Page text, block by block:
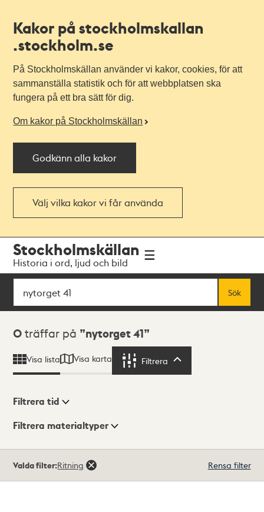
Kakor på stockholmskallan
.stockholm.se
På Stockholmskällan använder vi kakor, cookies, för att
sammanställa statistik och för att webbplatsen ska
fungera på ett bra sätt för dig.
Om kakor på Stockholmskällan
Godkänn alla kakor
Välj vilka kakor vi får använda
navigationen
huvudinnehållet
Stockholmskällan
Historia i ord, ljud och bild
Sök
Sök
Sökresultat
0 träffar på nytorget 41
Visa lista Visa karta Filtrera
Visningsläge
Filtrera tid
Filtrera materialtyper
träffar
Valda filter:Ritning Rensa filter